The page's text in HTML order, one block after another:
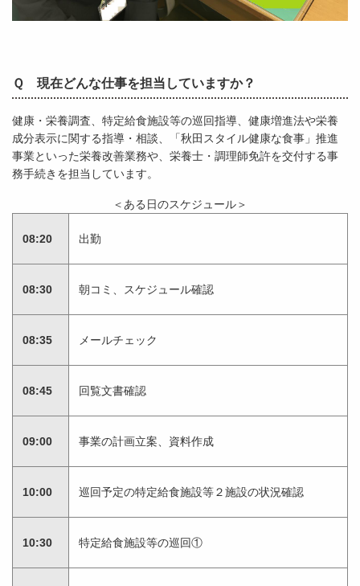
Ｑ 現在どんな仕事を担当していますか？
健康・栄養調査、特定給食施設等の巡回指導、健康増進法や栄養
成分表示に関する指導・相談、「秋田スタイル健康な食事」推進
事業といった栄養改善業務や、栄養士・調理師免許を交付する事
務手続きを担当しています。
＜ある日のスケジュール＞
08:20 出勤
08:30 朝コミ、スケジュール確認
08:35 メールチェック
08:45 回覧文書確認
09:00 事業の計画立案、資料作成
10:00 巡回予定の特定給食施設等２施設の状況確認
10:30 特定給食施設等の巡回①